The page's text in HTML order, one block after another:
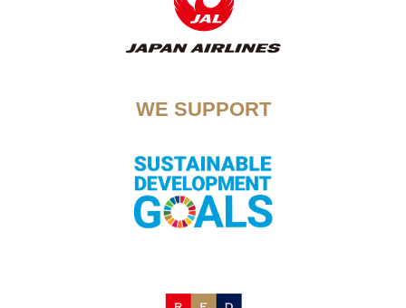
WE SUPPORT